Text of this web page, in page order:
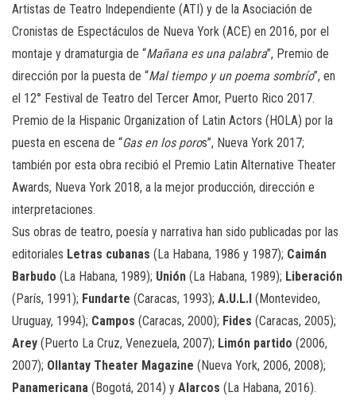
Artistas de Teatro Independiente (ATI) y de la Asociación de
Cronistas de Espectáculos de Nueva York (ACE) en 2016, por el
montaje y dramaturgia de “Mañana es una palabra”, Premio de
dirección por la puesta de “Mal tiempo y un poema sombrío”, en
el 12° Festival de Teatro del Tercer Amor, Puerto Rico 2017.
Premio de la Hispanic Organization of Latin Actors (HOLA) por la
puesta en escena de “Gas en los poros”, Nueva York 2017;
también por esta obra recibió el Premio Latin Alternative Theater
Awards, Nueva York 2018, a la mejor producción, dirección e
interpretaciones.
Sus obras de teatro, poesía y narrativa han sido publicadas por las
editoriales Letras cubanas (La Habana, 1986 y 1987); Caimán
Barbudo (La Habana, 1989); Unión (La Habana, 1989); Liberación
(París, 1991); Fundarte (Caracas, 1993); A.U.L.I (Montevideo,
Uruguay, 1994); Campos (Caracas, 2000); Fides (Caracas, 2005);
Arey (Puerto La Cruz, Venezuela, 2007); Limón partido (2006,
2007); Ollantay Theater Magazine (Nueva York, 2006, 2008);
Panamericana (Bogotá, 2014) y Alarcos (La Habana, 2016).